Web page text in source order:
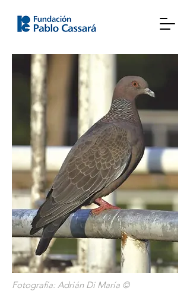
Fotografía: Adrián Di María ©